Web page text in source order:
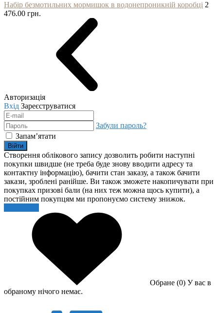
Набір безмотильних мормишок в водонепроникній коробці 2
476.00 грн.
Авторизація
Вхід Зареєструватися
Забули пароль?
Запам’ятати
Війти
Створення облікового запису дозволить робити наступні
покупки швидше (не треба буде знову вводити адресу та
контактну інформацію), бачити стан заказу, а також бачити
закази, зроблені ранійше. Ви також зможете накопичувати при
покупках призові бали (на них теж можна щось купити), а
постійним покупцям ми пропонуємо систему знижок.
Обране (0) У вас в
обраному нічого немає.